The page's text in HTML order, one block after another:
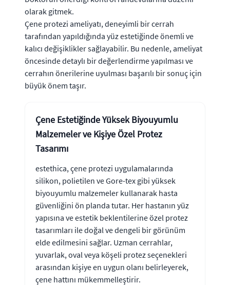
olarak gitmek.
Çene protezi ameliyatı, deneyimli bir cerrah
tarafından yapıldığında yüz estetiğinde önemli ve
kalıcı değişiklikler sağlayabilir. Bu nedenle, ameliyat
öncesinde detaylı bir değerlendirme yapılması ve
cerrahın önerilerine uyulması başarılı bir sonuç için
büyük önem taşır.
Çene Estetiğinde Yüksek Biyouyumlu
Malzemeler ve Kişiye Özel Protez
Tasarımı
estethica, çene protezi uygulamalarında
silikon, polietilen ve Gore-tex gibi yüksek
biyouyumlu malzemeler kullanarak hasta
güvenliğini ön planda tutar. Her hastanın yüz
yapısına ve estetik beklentilerine özel protez
tasarımları ile doğal ve dengeli bir görünüm
elde edilmesini sağlar. Uzman cerrahlar,
yuvarlak, oval veya köşeli protez seçenekleri
arasından kişiye en uygun olanı belirleyerek,
çene hattını mükemmelleştirir.